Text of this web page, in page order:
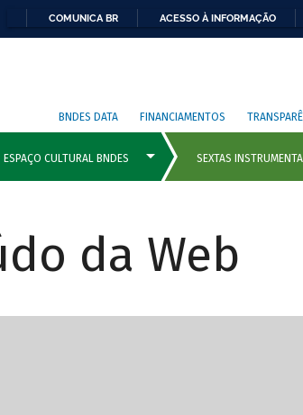
COMUNICA BR ACESSO À INFORMAÇÃO
BNDES DATA FINANCIAMENTOS
da Web
com